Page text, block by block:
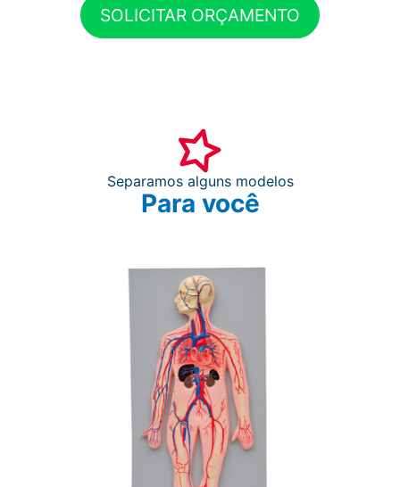
SOLICITAR ORÇAMENTO
Separamos alguns modelos
Para você